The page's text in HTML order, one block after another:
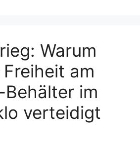
Warum
am
Behälter im
verteidigt